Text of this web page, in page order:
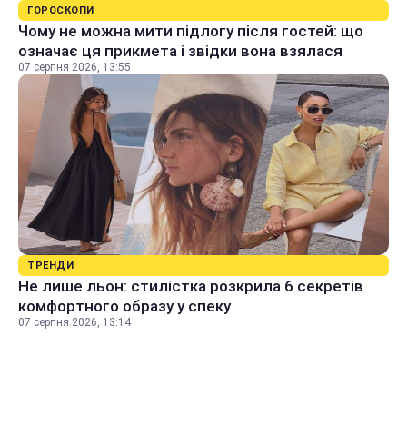
ГОРОСКОПИ
Чому не можна мити підлогу після гостей: що
означає ця прикмета і звідки вона взялася
07 серпня 2026, 13:55
ТРЕНДИ
Не лише льон: стилістка розкрила 6 секретів
комфортного образу у спеку
07 серпня 2026, 13:14